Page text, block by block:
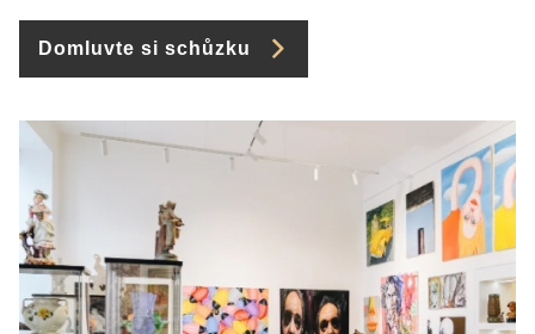
Domluvte si schůzku